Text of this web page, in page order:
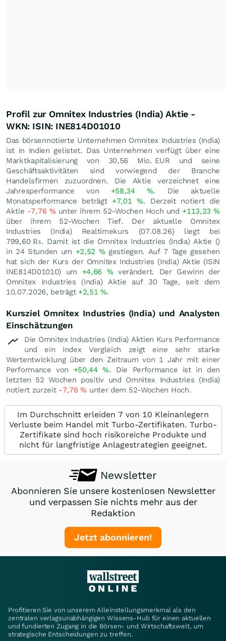
Profil zur Omnitex Industries (India) Aktie -
WKN: ISIN: INE814D01010
Das börsennotierte Unternehmen Omnitex Industries (India)
ist in Indien gelistet. Das Unternehmen verfügt über eine
Marktkapitalisierung von 30,56 Mio. EUR und seine
Geschäftsaktivitäten sind vorwiegend der Branche
Handelsfirmen zuzuordnen. Die Aktie verzeichnet eine
Jahresperformance von +58,34%. Die aktuelle
Monatsperformance beträgt +7,01%. Derzeit notiert die
Aktie -7,76 %unter ihrem 52-Wochen Hoch und +113,23%
über ihrem 52-Wochen Tief. Der aktuelle Omnitex
Industries (India) Realtimekurs (07.08.26) liegt bei
799,60 ₨. Damit ist die Omnitex Industries (India) Aktie ()
in 24 Stunden um +2,52 %gestiegen. Auf 7 Tage gesehen
hat sich der Kurs der Omnitex Industries (India) Aktie (ISIN
INE814D01010) um +4,66 %verändert. Der Gewinn der
Omnitex Industries (India) Aktie auf 30 Tage, seit dem
10.07.2026, beträgt +2,51%.
Kursziel Omnitex Industries (India) und Analysten
Einschätzungen
Die Omnitex Industries (India) Aktien Kurs Performance
und ein Index Vergleich zeigt eine sehr starke
Wertentwicklung über den Zeitraum von 1 Jahr mit einer
Performance von +50,44%. Die Performance ist in den
letzten 52 Wochen positiv und Omnitex Industries (India)
notiert zurzeit -7,76% unter dem 52-Wochen Hoch.
Im Durchschnitt erleiden 7 von 10 Kleinanlegern
Verluste beim Handel mit Turbo-Zertifikaten. Turbo-
Zertifikate sind hoch risikoreiche Produkte und
nicht für langfristige Anlagestrategien geeignet.
Newsletter
Abonnieren Sie unsere kostenlosen Newsletter
und verpassen Sie nichts mehr aus der
Redaktion
Jetzt abonnieren!
Profitieren Sie von unserem Alleinstellungsmerkmal als den
zentralen verlagsunabhängigen Wissens-Hub für einen aktuellen
und fundierten Zugang in die Börsen- und Wirtschaftswelt, um
strategische Entscheidungen zu treffen.